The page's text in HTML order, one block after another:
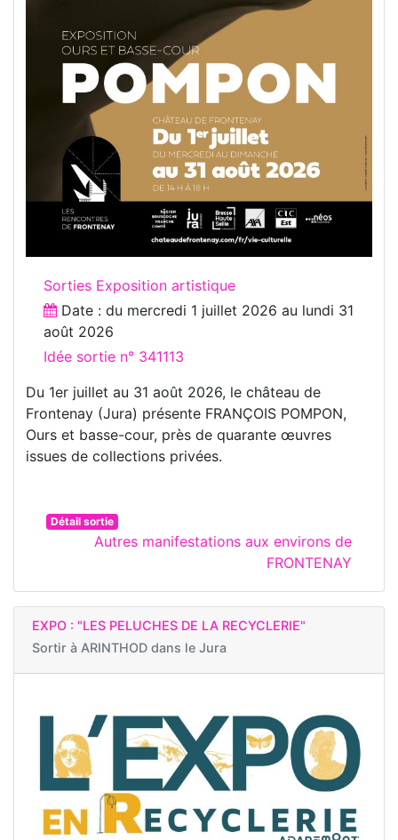
Sorties Exposition artistique
Date : du mercredi 1 juillet 2026 au lundi 31
août 2026
Idée sortie n° 341113
Du 1er juillet au 31 août 2026, le château de
Frontenay (Jura) présente FRANÇOIS POMPON,
Ours et basse-cour, près de quarante œuvres
issues de collections privées.
Détail sortie
Autres manifestations aux environs de
FRONTENAY
EXPO : "LES PELUCHES DE LA RECYCLERIE"
Sortir à ARINTHOD dans le Jura